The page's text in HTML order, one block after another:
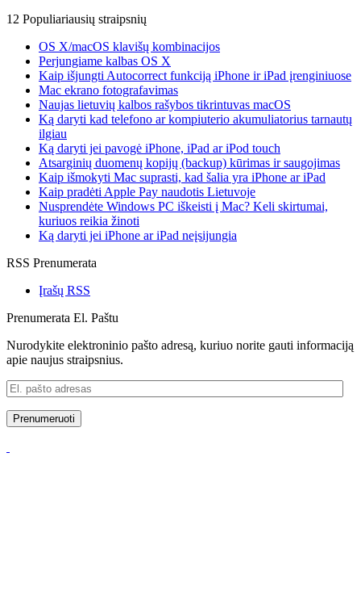
12 Populiariausių straipsnių
OS X/macOS klavišų kombinacijos
Perjungiame kalbas OS X
Kaip išjungti Autocorrect funkciją iPhone ir iPad įrenginiuose
Mac ekrano fotografavimas
Naujas lietuvių kalbos rašybos tikrintuvas macOS
Ką daryti kad telefono ar kompiuterio akumuliatorius tarnautų
ilgiau
Ką daryti jei pavogė iPhone, iPad ar iPod touch
Atsarginių duomenų kopijų (backup) kūrimas ir saugojimas
Kaip išmokyti Mac suprasti, kad šalia yra iPhone ar iPad
Kaip pradėti Apple Pay naudotis Lietuvoje
Nusprendėte Windows PC iškeisti į Mac? Keli skirtumai,
kuriuos reikia žinoti
Ką daryti jei iPhone ar iPad neįsijungia
RSS Prenumerata
Įrašų RSS
Prenumerata El. Paštu
Nurodykite elektroninio pašto adresą, kuriuo norite gauti informaciją
apie naujus straipsnius.
El.
pašto
adresas
Prenumeruoti